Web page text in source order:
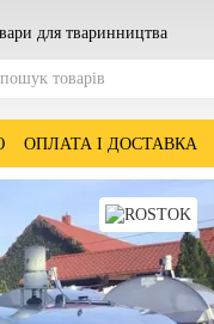
для тваринництва
ОПЛАТА І ДОСТАВКА